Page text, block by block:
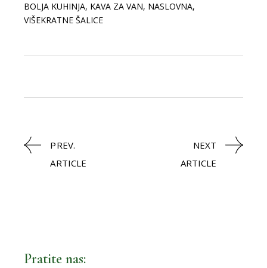
Pratite nas:
BOLJA KUHINJA, KAVA ZA VAN, NASLOVNA,
VIŠEKRATNE ŠALICE
PREV.
ARTICLE
NEXT
ARTICLE